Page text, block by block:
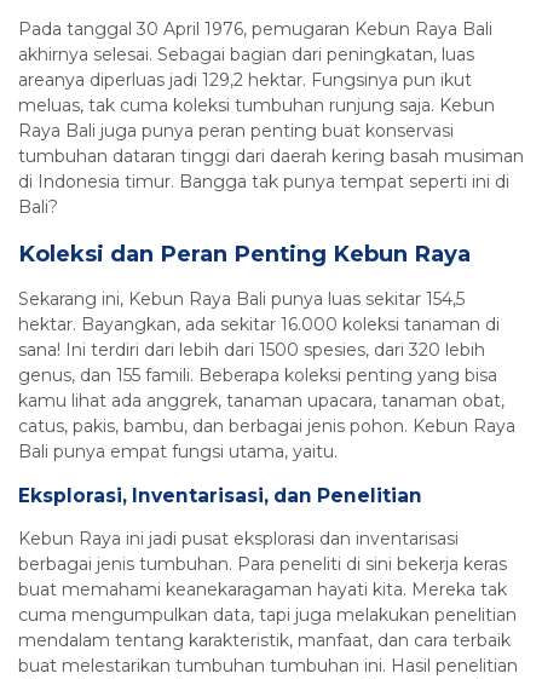
Pada tanggal 30 April 1976, pemugaran Kebun Raya Bali
akhirnya selesai. Sebagai bagian dari peningkatan, luas
areanya diperluas jadi 129,2 hektar. Fungsinya pun ikut
meluas, tak cuma koleksi tumbuhan runjung saja. Kebun
Raya Bali juga punya peran penting buat konservasi
tumbuhan dataran tinggi dari daerah kering basah musiman
di Indonesia timur. Bangga tak punya tempat seperti ini di
Bali?
Koleksi dan Peran Penting Kebun Raya
Sekarang ini, Kebun Raya Bali punya luas sekitar 154,5
hektar. Bayangkan, ada sekitar 16.000 koleksi tanaman di
sana! Ini terdiri dari lebih dari 1500 spesies, dari 320 lebih
genus, dan 155 famili. Beberapa koleksi penting yang bisa
kamu lihat ada anggrek, tanaman upacara, tanaman obat,
catus, pakis, bambu, dan berbagai jenis pohon. Kebun Raya
Bali punya empat fungsi utama, yaitu.
Eksplorasi, Inventarisasi, dan Penelitian
Kebun Raya ini jadi pusat eksplorasi dan inventarisasi
berbagai jenis tumbuhan. Para peneliti di sini bekerja keras
buat memahami keanekaragaman hayati kita. Mereka tak
cuma mengumpulkan data, tapi juga melakukan penelitian
mendalam tentang karakteristik, manfaat, dan cara terbaik
buat melestarikan tumbuhan tumbuhan ini. Hasil penelitian